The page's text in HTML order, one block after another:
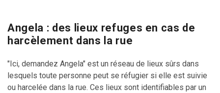
Angela : des lieux refuges en cas de
harcèlement dans la rue
"Ici, demandez Angela" est un réseau de lieux sûrs dans
lesquels toute personne peut se réfugier si elle est suivie
ou harcelée dans la rue. Ces lieux sont identifiables par un